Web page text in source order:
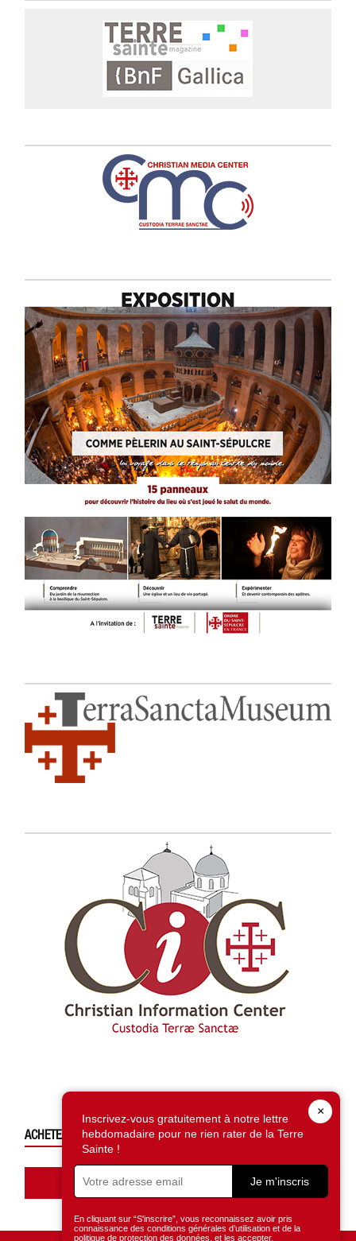
ACHETEZ CE NUMÉRO
Accédez à la boutique
×
Inscrivez-vous gratuitement à notre lettre
hebdomadaire pour ne rien rater de la Terre
Sainte !
Je m'inscris
En cliquant sur “S'inscrire”, vous reconnaissez avoir pris
connaissance des conditions générales d’utilisation et de la
politique de protection des données, et les accepter.